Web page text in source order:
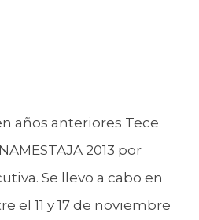
años anteriores Tece
2013 por
Se llevo a cabo en
el 11 y 17 de noviembre